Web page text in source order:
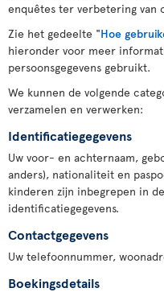
enquêtes ter verbetering van
Zie het gedeelte "Hoe
hieronder voor meer
persoonsgegevens gebruikt.
We kunnen de volgende
verzamelen en verwerken:
Identificatiegegevens
Uw voor- en achternaam,
anders), nationaliteit en
kinderen zijn inbegrepen in
identificatiegegevens.
Contactgegevens
Uw telefoonnummer,
Boekingsdetails